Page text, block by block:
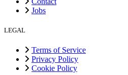
Jobs
LEGAL
Terms of Service
Privacy Policy
Cookie Policy